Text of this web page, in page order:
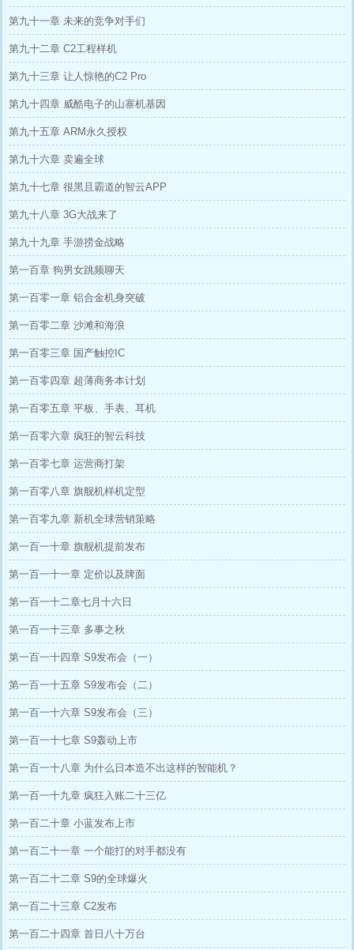
第九十一章 未来的竞争对手们
第九十二章 C2工程样机
第九十三章 让人惊艳的C2 Pro
第九十四章 威酷电子的山寨机基因
第九十五章 ARM永久授权
第九十六章 卖遍全球
第九十七章 很黑且霸道的智云APP
第九十八章 3G大战来了
第九十九章 手游捞金战略
第一百章 狗男女跳频聊天
第一百零一章 铝合金机身突破
第一百零二章 沙滩和海浪
第一百零三章 国产触控IC
第一百零四章 超薄商务本计划
第一百零五章 平板、手表、耳机
第一百零六章 疯狂的智云科技
第一百零七章 运营商打架
第一百零八章 旗舰机样机定型
第一百零九章 新机全球营销策略
第一百一十章 旗舰机提前发布
第一百一十一章 定价以及牌面
第一百一十二章七月十六日
第一百一十三章 多事之秋
第一百一十四章 S9发布会（一）
第一百一十五章 S9发布会（二）
第一百一十六章 S9发布会（三）
第一百一十七章 S9轰动上市
第一百一十八章 为什么日本造不出这样的智能机？
第一百一十九章 疯狂入账二十三亿
第一百二十章 小蓝发布上市
第一百二十一章 一个能打的对手都没有
第一百二十二章 S9的全球爆火
第一百二十三章 C2发布
第一百二十四章 首日八十万台